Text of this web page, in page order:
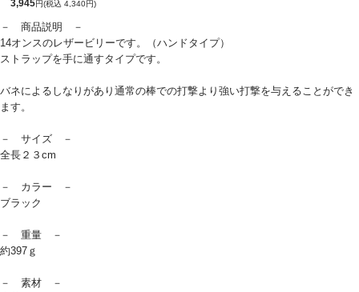
3,945円(税込 4,340円)
－ 商品説明 －
14オンスのレザービリーです。（ハンドタイプ）
ストラップを手に通すタイプです。
バネによるしなりがあり通常の棒での打撃より強い打撃を与えることができ
ます。
－ サイズ －
全長２３cm
－ カラー －
ブラック
－ 重量 －
約397ｇ
－ 素材 －